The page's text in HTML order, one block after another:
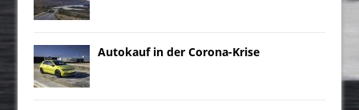
Autokauf in der Corona-Krise